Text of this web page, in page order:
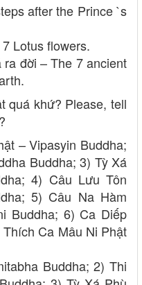
after the Prince `s
Lotus flowers.
đời – The 7 ancient
quá khứ? Please, tell
– Vipasyin Buddha;
Buddha; 3) Tỳ Xá
4) Câu Lưu Tôn
5) Câu Na Hàm
Buddha; 6) Ca Diếp
Ca Mâu Ni Phật
Buddha; 2) Thi